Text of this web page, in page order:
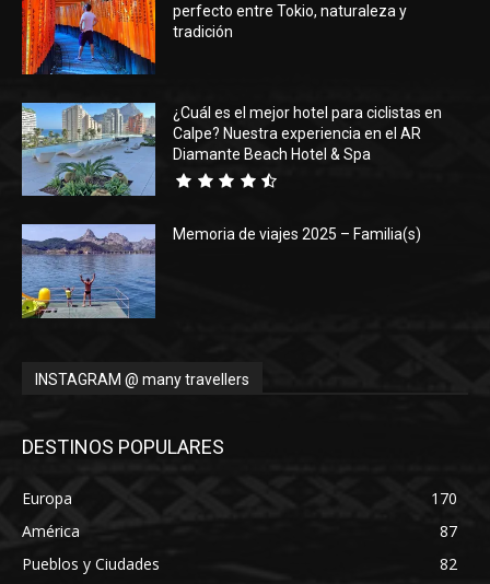
perfecto entre Tokio, naturaleza y
tradición
¿Cuál es el mejor hotel para ciclistas en
Calpe? Nuestra experiencia en el AR
Diamante Beach Hotel & Spa
Memoria de viajes 2025 – Familia(s)
INSTAGRAM @ many travellers
DESTINOS POPULARES
Europa
170
América
87
Pueblos y Ciudades
82